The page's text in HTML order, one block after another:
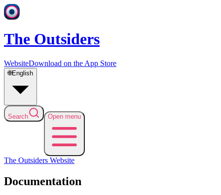
The Outsiders
WebsiteDownload on the App Store
🌐English
Search Open menu
The Outsiders Website
Documentation